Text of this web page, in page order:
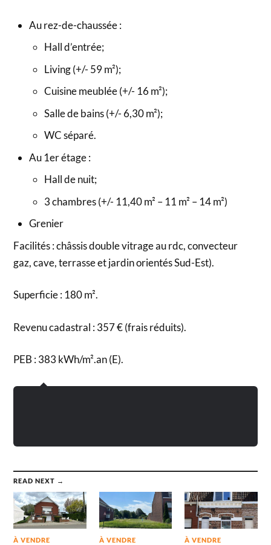
Au rez-de-chaussée :
Hall d’entrée;
Living (+/- 59 m²);
Cuisine meublée (+/- 16 m²);
Salle de bains (+/- 6,30 m²);
WC séparé.
Au 1er étage :
Hall de nuit;
3 chambres (+/- 11,40 m² – 11 m² – 14 m²)
Grenier
Facilités : châssis double vitrage au rdc, convecteur
gaz, cave, terrasse et jardin orientés Sud-Est).
Superficie : 180 m².
Revenu cadastral : 357 € (frais réduits).
PEB : 383 kWh/m².an (E).
READ NEXT →
À VENDRE À VENDRE À VENDRE